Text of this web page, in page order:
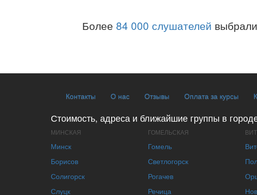
Более 84 000 слушателей
Контакты О нас Отзывы Оплата за курсы
Стоимость, адреса и ближайшие группы в
МИНСКАЯ
Минск
Борисов
Солигорск
Слуцк
ГОМЕЛЬСКАЯ
Гомель
Светлогорск
Рогачев
Речица